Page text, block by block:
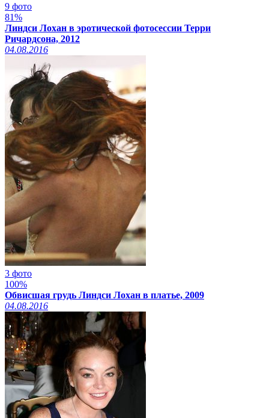
9 фото
81%
Линдси Лохан в эротической фотосессии Терри
Ричардсона, 2012
04.08.2016
3 фото
100%
Обвисшая грудь Линдси Лохан в платье, 2009
04.08.2016